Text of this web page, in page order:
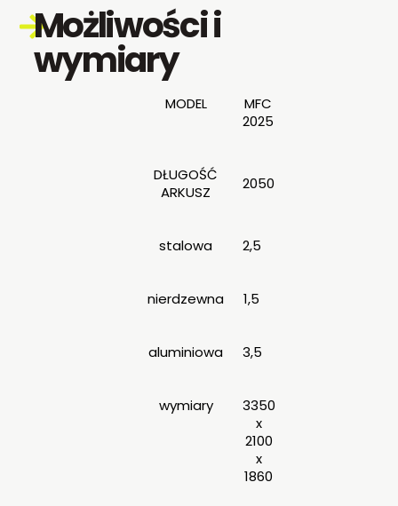
Możliwości i
wymiary
MODEL
MFC
2025
DŁUGOŚĆ
ARKUSZ
2050
stalowa 2,5
nierdzewna 1,5
aluminiowa 3,5
wymiary
3350
x
2100
x
1860